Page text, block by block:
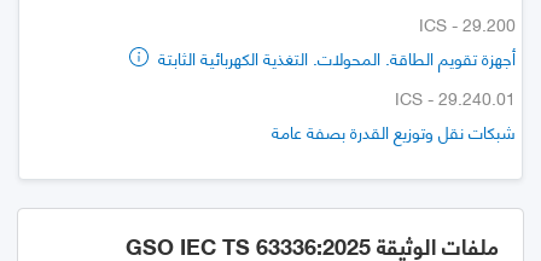
ICS - 29.200
أجهزة تقويم الطاقة. المحولات. التغذية الكهربائية الثابتة
ICS - 29.240.01
شبكات نقل وتوزيع القدرة بصفة عامة
ملفات الوثيقة GSO IEC TS 63336:2025